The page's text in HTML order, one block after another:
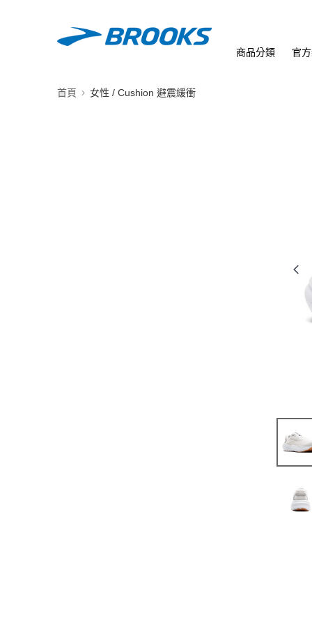
商品分類 官
首頁 女性 / Cushion 避震緩衝